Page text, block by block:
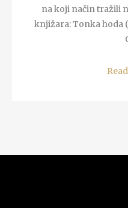
na koji način tražili
knjižara: Tonka hoda